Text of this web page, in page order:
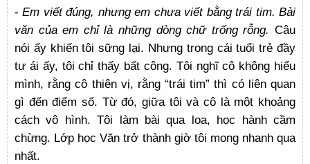
-Em viết đúng, nhưng em chưa viết bằng trái tim. Bài
văn của em chỉ là những dòng chữ trống rỗng. Câu
nói ấy khiến tôi sững lại. Nhưng trong cái tuổi trẻ đầy
tự ái ấy, tôi chỉ thấy bất công. Tôi nghĩ cô không hiểu
mình, rằng cô thiên vị, rằng “trái tim” thì có liên quan
gì đến điểm số. Từ đó, giữa tôi và cô là một khoảng
cách vô hình. Tôi làm bài qua loa, học hành cầm
chừng. Lớp học Văn trở thành giờ tôi mong nhanh qua
nhất.